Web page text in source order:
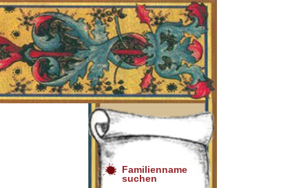
Familienname
suchen